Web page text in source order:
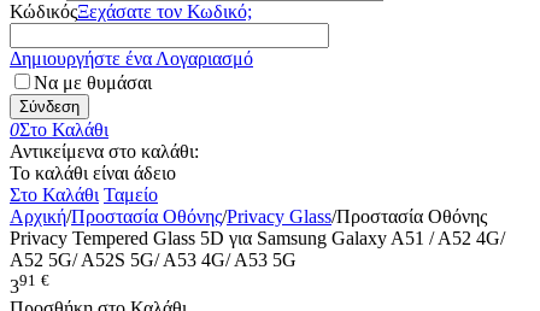
ΚώδικόςΞεχάσατε τον Κωδικό;
Δημιουργήστε ένα Λογαριασμό
Να με θυμάσαι
Σύνδεση
0Στο Καλάθι
Αντικείμενα στο καλάθι:
Το καλάθι είναι άδειο
Στο Καλάθι Ταμείο
Αρχική/Προστασία Οθόνης/Privacy Glass/Προστασία Οθόνης
Privacy Tempered Glass 5D για Samsung Galaxy A51 / A52 4G/
A52 5G/ A52S 5G/ A53 4G/ A53 5G
391 €